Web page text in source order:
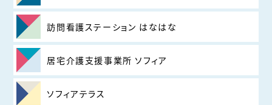
訪問看護ステーション はなはな
居宅介護支援事業所 ソフィア
ソフィアテラス